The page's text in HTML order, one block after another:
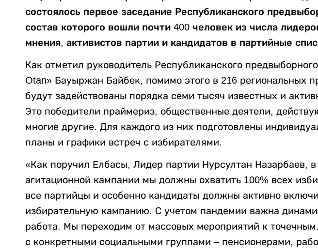
состоялось первое заседание Республиканского
состав которого вошли почти 400 человек из числа
мнения, активистов партии и кандидатов в партийные
Как отметил руководитель Республиканского
Otan» Бауыржан Байбек, помимо этого в 216 региональных
будут задействованы порядка семи тысяч известных и
Это победители праймериз, общественные деятели,
многие другие. Для каждого из них подготовлены
планы и графики встреч с избирателями.
«Как поручил Елбасы, Лидер партии Нурсултан Назарбаев,
агитационной кампании мы должны охватить 100% всех
все партийцы и особенно кандидаты должны активно
избирательную кампанию. С учетом пандемии важна
работа. Мы переходим от массовых мероприятий к
с конкретными социальными группами – пенсионерами,